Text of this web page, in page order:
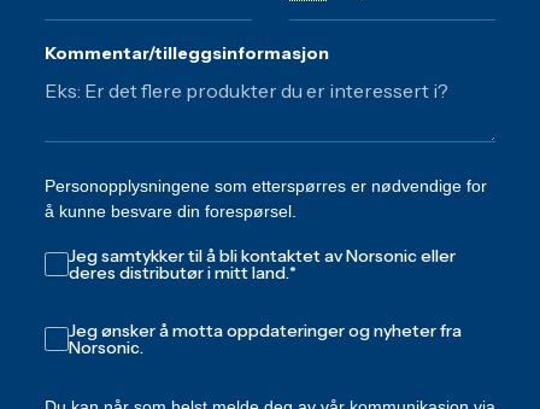
Kommentar/tilleggsinformasjon
Personopplysningene som etterspørres er nødvendige for
å kunne besvare din forespørsel.
Jeg samtykker til å bli kontaktet av Norsonic eller
deres distributør i mitt land.*
Jeg ønsker å motta oppdateringer og nyheter fra
Norsonic.